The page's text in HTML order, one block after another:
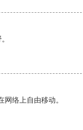
络上自由移动。